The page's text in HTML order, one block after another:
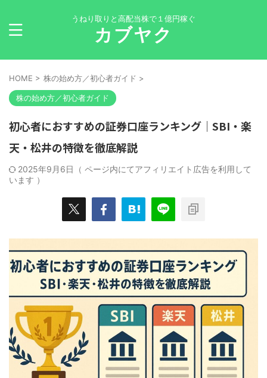
うねり取りと高配当株で１億円稼ぐ
カブヤク
HOME > 株の始め方／初心者ガイド >
株の始め方／初心者ガイド
初心者におすすめの証券口座ランキング｜SBI・楽
天・松井の特徴を徹底解説
2025年9月6日